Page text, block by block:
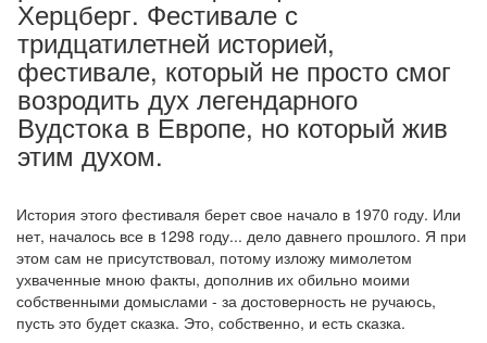
Херцберг. Фестивале с
тридцатилетней историей,
фестивале, который не просто смог
возродить дух легендарного
Вудстока в Европе, но который жив
этим духом.
История этого фестиваля берет свое начало в 1970 году. Или
нет, началось все в 1298 году... дело давнего прошлого. Я при
этом сам не присутствовал, потому изложу мимолетом
ухваченные мною факты, дополнив их обильно моими
собственными домыслами - за достоверность не ручаюсь,
пусть это будет сказка. Это, собственно, и есть сказка.